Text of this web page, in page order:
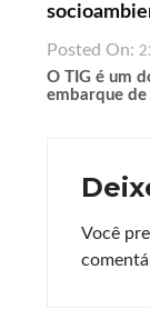
Posted On:
O TIG é um
embarque
Você